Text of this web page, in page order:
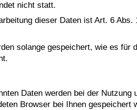
nicht statt.
dieser Daten ist Art. 6
solange gespeichert, wie es
Daten werden bei der
Browser bei Ihnen